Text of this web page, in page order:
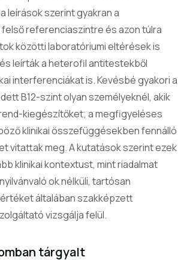
leírások szerint gyakran a
referenciaszintre és azon túlra
közötti laboratóriumi eltérések is
leírták a heterofil antitestekből
interferenciákat is. Kevésbé gyakori a
B12-szint olyan személyeknél, akik
kiegészítőket; a megfigyeléses
klinikai összefüggésekben fennálló
vitattak meg. A kutatások szerint ezek
klinikai kontextust, mint riadalmat
ok nélküli, tartósan
általában szakképzett
vizsgálja felül.
tárgyalt